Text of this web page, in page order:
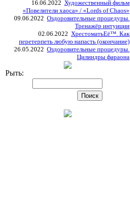
16.06.2022 Художественный фильм
«Повелители хаоса» / «Lords of Chaos»
09.06.2022 Оздоровительные процедуры.
Тренажёр интуиции
02.06.2022 ХрестоматьЕё™. Как
перетерпеть любую напасть (окончание)
26.05.2022 Оздоровительные процедуры.
Цилиндры фараона
Рыть: